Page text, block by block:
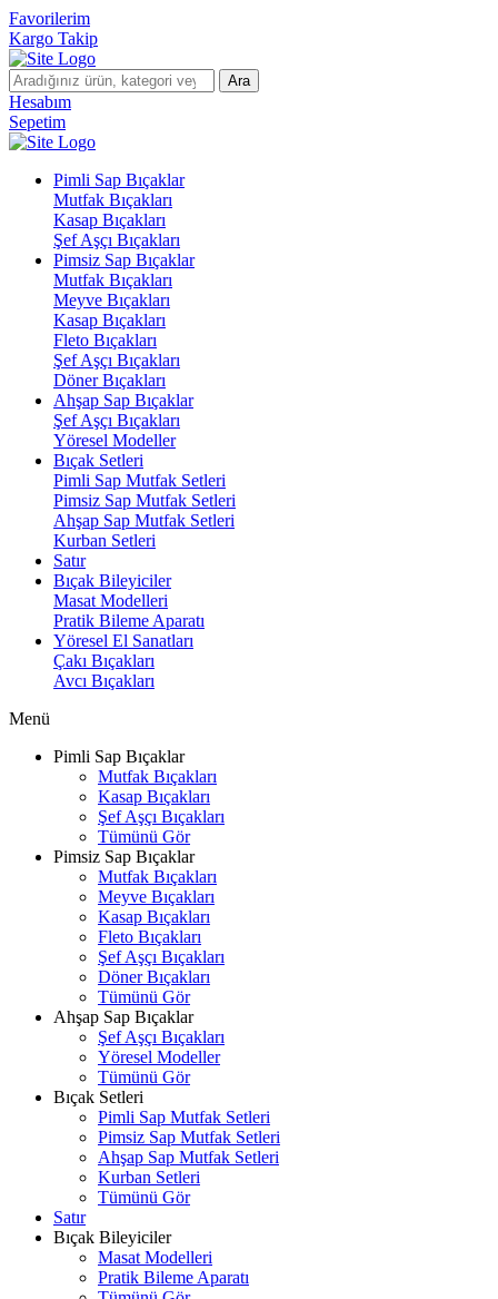
Favorilerim
Kargo Takip
Ara
Hesabım
Sepetim
Pimli Sap Bıçaklar
Mutfak Bıçakları
Kasap Bıçakları
Şef Aşçı Bıçakları
Pimsiz Sap Bıçaklar
Mutfak Bıçakları
Meyve Bıçakları
Kasap Bıçakları
Fleto Bıçakları
Şef Aşçı Bıçakları
Döner Bıçakları
Ahşap Sap Bıçaklar
Şef Aşçı Bıçakları
Yöresel Modeller
Bıçak Setleri
Pimli Sap Mutfak Setleri
Pimsiz Sap Mutfak Setleri
Ahşap Sap Mutfak Setleri
Kurban Setleri
Satır
Bıçak Bileyiciler
Masat Modelleri
Pratik Bileme Aparatı
Yöresel El Sanatları
Çakı Bıçakları
Avcı Bıçakları
Menü
Pimli Sap Bıçaklar
Mutfak Bıçakları
Kasap Bıçakları
Şef Aşçı Bıçakları
Tümünü Gör
Pimsiz Sap Bıçaklar
Mutfak Bıçakları
Meyve Bıçakları
Kasap Bıçakları
Fleto Bıçakları
Şef Aşçı Bıçakları
Döner Bıçakları
Tümünü Gör
Ahşap Sap Bıçaklar
Şef Aşçı Bıçakları
Yöresel Modeller
Tümünü Gör
Bıçak Setleri
Pimli Sap Mutfak Setleri
Pimsiz Sap Mutfak Setleri
Ahşap Sap Mutfak Setleri
Kurban Setleri
Tümünü Gör
Satır
Bıçak Bileyiciler
Masat Modelleri
Pratik Bileme Aparatı